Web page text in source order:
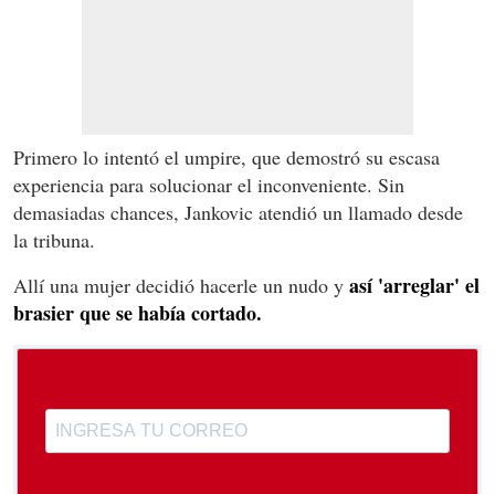
Primero lo intentó el umpire, que demostró su escasa
experiencia para solucionar el inconveniente. Sin
demasiadas chances, Jankovic atendió un llamado desde
la tribuna.
Allí una mujer decidió hacerle un nudo y así 'arreglar' el
brasier que se había cortado.